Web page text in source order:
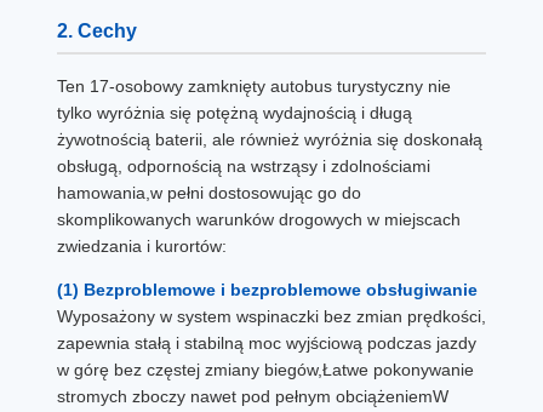
2. Cechy
Ten 17-osobowy zamknięty autobus turystyczny nie
tylko wyróżnia się potężną wydajnością i długą
żywotnością baterii, ale również wyróżnia się doskonałą
obsługą, odpornością na wstrząsy i zdolnościami
hamowania,w pełni dostosowując go do
skomplikowanych warunków drogowych w miejscach
zwiedzania i kurortów:
(1) Bezproblemowe i bezproblemowe obsługiwanie
Wyposażony w system wspinaczki bez zmian prędkości,
zapewnia stałą i stabilną moc wyjściową podczas jazdy
w górę bez częstej zmiany biegów,Łatwe pokonywanie
stromych zboczy nawet pod pełnym obciążeniemW